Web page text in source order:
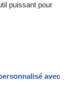
puissant pour
avec